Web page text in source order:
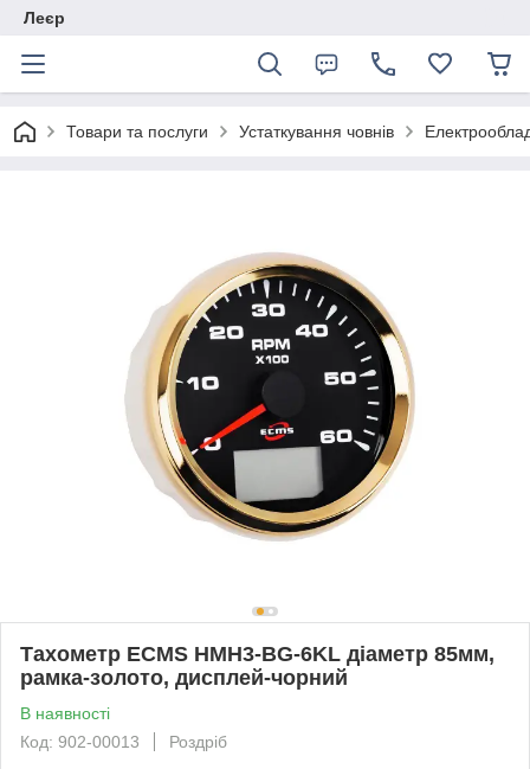
Леєр
Товари та послуги Устаткування човнів
Тахометр ECMS HMH3-BG-6KL діаметр 85мм,
рамка-золото, дисплей-чорний
В наявності
Код: 902-00013
Роздріб